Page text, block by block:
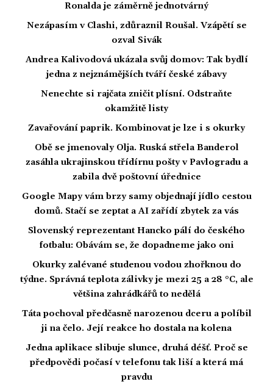
Ronalda je záměrně jednotvárný
Nezápasím v Clashi, zdůraznil Roušal. Vzápětí se
ozval Sivák
Andrea Kalivodová ukázala svůj domov: Tak bydlí
jedna z nejznámějších tváří české zábavy
Nenechte si rajčata zničit plísní. Odstraňte
okamžitě listy
Zavařování paprik. Kombinovat je lze i s okurky
Obě se jmenovaly Olja. Ruská střela Banderol
zasáhla ukrajinskou třídírnu pošty v Pavlogradu a
zabila dvě poštovní úřednice
Google Mapy vám brzy samy objednají jídlo cestou
domů. Stačí se zeptat a AI zařídí zbytek za vás
Slovenský reprezentant Hancko pálí do českého
fotbalu: Obávám se, že dopadneme jako oni
Okurky zalévané studenou vodou zhořknou do
týdne. Správná teplota zálivky je mezi 25 a 28 °C, ale
většina zahrádkářů to nedělá
Táta pochoval předčasně narozenou dceru a políbil
ji na čelo. Její reakce ho dostala na kolena
Jedna aplikace slibuje slunce, druhá déšť. Proč se
předpovědi počasí v telefonu tak liší a která má
pravdu